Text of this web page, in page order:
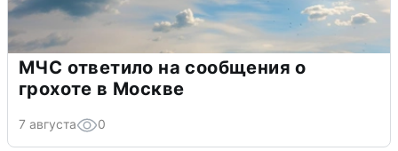
МЧС ответило на сообщения о
грохоте в Москве
7 августа 0